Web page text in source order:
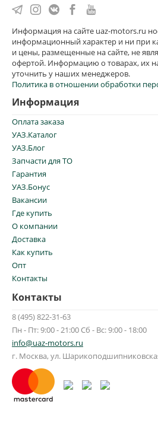
Информация на сайте uaz-motors.ru
информационный характер и ни при
и цены, размещенные на сайте, не
офертой. Информацию о товарах, их
уточнить у наших менеджеров.
Политика в отношении обработки
Информация
Оплата заказа
УАЗ.Каталог
УАЗ.Блог
Запчасти для ТО
Гарантия
УАЗ.Бонус
Вакансии
Где купить
О компании
Доставка
Как купить
Опт
Контакты
Контакты
8 (495) 822-31-63
Пн - Пт: 9:00 - 21:00 Сб - Вс: 9:00 - 18:00
info@uaz-motors.ru
г. Москва, ул.